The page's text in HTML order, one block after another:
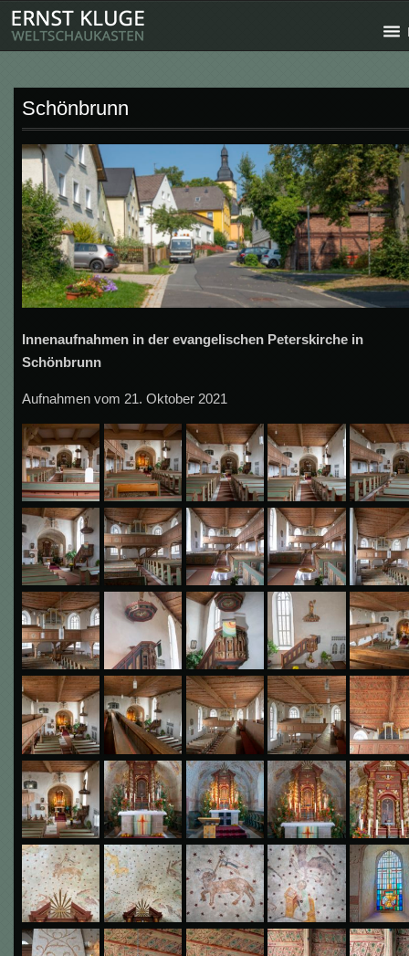
Schönbrunn
Innenaufnahmen in der evangelischen Peterskirche in
Schönbrunn
Aufnahmen vom 21. Oktober 2021